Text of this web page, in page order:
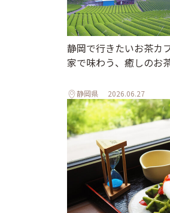
静岡で行きたいお茶カ
家で味わう、癒しのお
静岡県 2026.06.27